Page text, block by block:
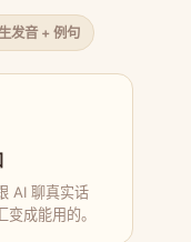
发音 + 例句
AI 聊真实话
成能用的。